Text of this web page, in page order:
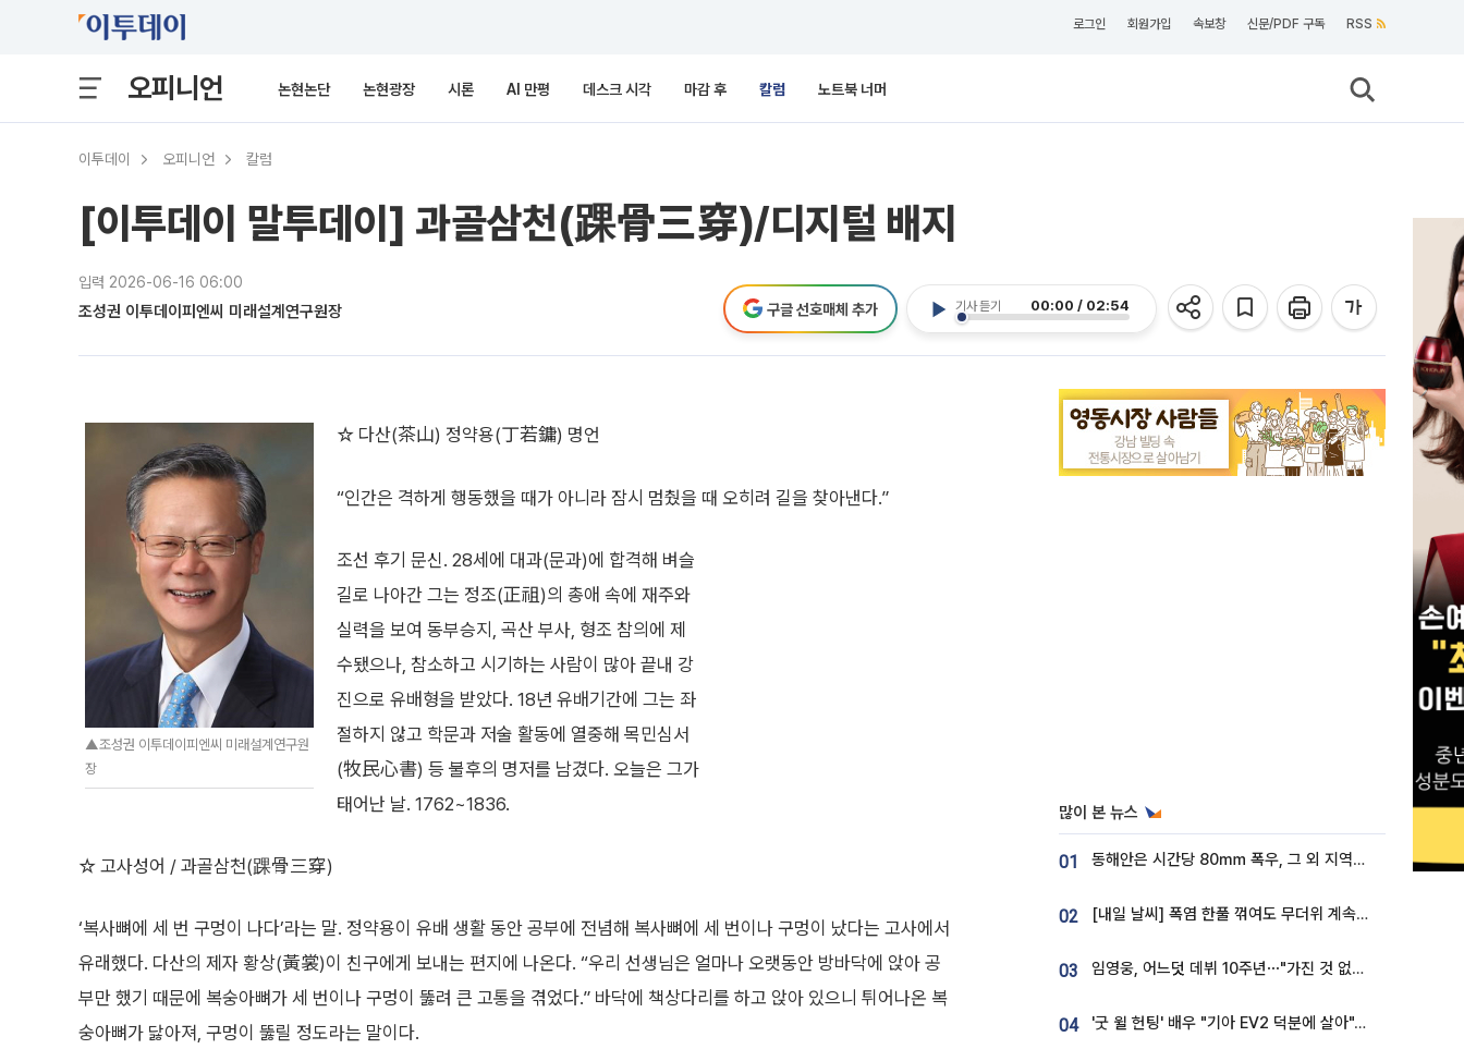
로그인 회원가입 속보창 신문/PDF 구독 RSS
오피니언 논현논단 논현광장 시론 AI 만평 데스크 시각 마감 후 칼럼 노트북 너머
이투데이 오피니언 칼럼
[이투데이 말투데이] 과골삼천(踝骨三穿)/디지털 배지
입력 2026-06-16 06:00
조성권 이투데이피엔씨 미래설계연구원장 기사 듣기 00:00 / 02:54
구글 선호매체 추가
▲조성권 이투데이피엔씨 미래설계연구원
장
☆ 다산(茶山) 정약용(丁若鏞) 명언
“인간은 격하게 행동했을 때가 아니라 잠시 멈췄을 때 오히려 길을 찾아낸다.”
조선 후기 문신. 28세에 대과(문과)에 합격해 벼슬
길로 나아간 그는 정조(正祖)의 총애 속에 재주와
실력을 보여 동부승지, 곡산 부사, 형조 참의에 제
수됐으나, 참소하고 시기하는 사람이 많아 끝내 강
진으로 유배형을 받았다. 18년 유배기간에 그는 좌
절하지 않고 학문과 저술 활동에 열중해 목민심서
(牧民心書) 등 불후의 명저를 남겼다. 오늘은 그가
태어난 날. 1762~1836.
☆ 고사성어 / 과골삼천(踝骨三穿)
‘복사뼈에 세 번 구멍이 나다’라는 말. 정약용이 유배 생활 동안 공부에 전념해 복사뼈에 세 번이나 구멍이 났다는 고사에서
유래했다. 다산의 제자 황상(黃裳)이 친구에게 보내는 편지에 나온다. “우리 선생님은 얼마나 오랫동안 방바닥에 앉아 공
부만 했기 때문에 복숭아뼈가 세 번이나 구멍이 뚫려 큰 고통을 겪었다.” 바닥에 책상다리를 하고 앉아 있으니 튀어나온 복
숭아뼈가 닳아져, 구멍이 뚫릴 정도라는 말이다.
많이 본 뉴스
01 동해안은 시간당 80㎜ 폭우, 그 외 지역은 폭염…‘극과 극 날씨’
02 [내일 날씨] 폭염 한풀 꺾여도 무더위 계속⋯동해안 이틀 연속 비
03 임영웅, 어느덧 데뷔 10주년⋯"가진 것 없던 시절, 내 앞엔 20명의 팬뿐"
04 '굿 윌 헌팅' 배우 "기아 EV2 덕분에 살아"…교통사고 후 안전성 극찬